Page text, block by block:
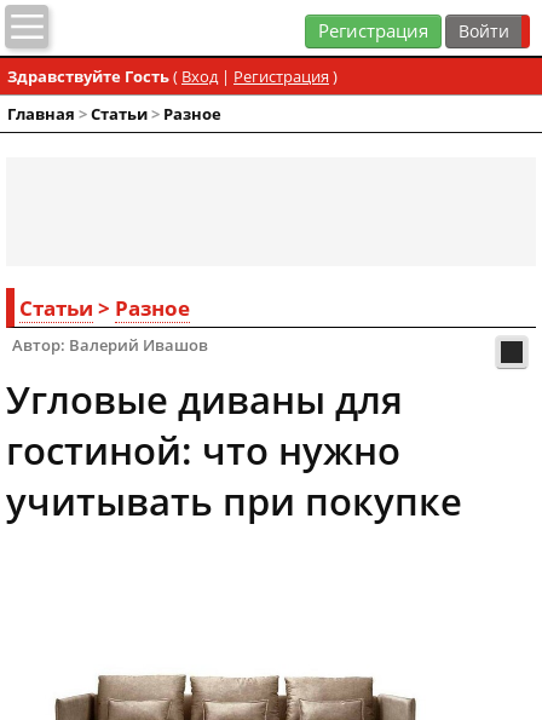
Регистрация
Здравствуйте Гость( Вход| Регистрация )
Главная >Статьи> Разное
Статьи > Разное
Автор: Валерий Ивашов
Угловые диваны для
гостиной: что нужно
учитывать при покупке